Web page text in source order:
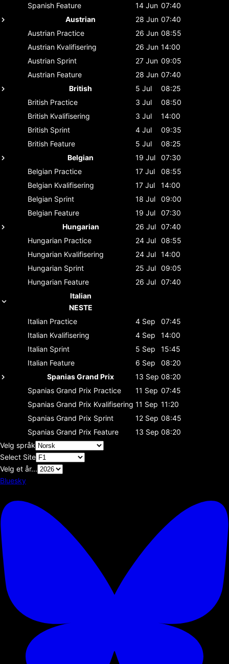
Spanish Feature 14 Jun 07:40
Austrian
28 Jun 07:40
Austrian Practice 26 Jun 08:55
Austrian Kvalifisering 26 Jun 14:00
Austrian Sprint 27 Jun 09:05
Austrian Feature 28 Jun 07:40
British
5 Jul
08:25
British Practice 3 Jul
08:50
British Kvalifisering 3 Jul
14:00
British Sprint 4 Jul
09:35
British Feature 5 Jul
08:25
Belgian
19 Jul
07:30
Belgian Practice 17 Jul
08:55
Belgian Kvalifisering 17 Jul
14:00
Belgian Sprint 18 Jul
09:00
Belgian Feature 19 Jul
07:30
Hungarian
26 Jul 07:40
Hungarian Practice 24 Jul 08:55
Hungarian Kvalifisering 24 Jul 14:00
Hungarian Sprint 25 Jul 09:05
Hungarian Feature 26 Jul 07:40
Italian
NESTE
Italian Practice 4 Sep
07:45
Italian Kvalifisering 4 Sep
14:00
Italian Sprint 5 Sep
15:45
Italian Feature 6 Sep
08:20
Spanias Grand Prix
13 Sep 08:20
Spanias Grand Prix Practice 11 Sep 07:45
Spanias Grand Prix Kvalifisering 11 Sep 11:20
Spanias Grand Prix Sprint 12 Sep 08:45
Spanias Grand Prix Feature 13 Sep 08:20
Velg språk
Select Site
Velg et år...
Bluesky